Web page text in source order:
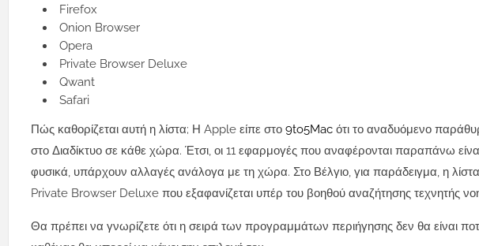
Firefox
Onion Browser
Opera
Private Browser Deluxe
Qwant
Safari
Πώς καθορίζεται αυτή η λίστα; Η Apple είπε στο 9to5Mac ότι το αναδυόμενο
στο Διαδίκτυο σε κάθε χώρα. Έτσι, οι 11 εφαρμογές που αναφέρονται παραπάνω είναι
φυσικά, υπάρχουν αλλαγές ανάλογα με τη χώρα. Στο Βέλγιο, για παράδειγμα, η
Private Browser Deluxe που εξαφανίζεται υπέρ του βοηθού αναζήτησης τεχνητής
Θα πρέπει να γνωρίζετε ότι η σειρά των προγραμμάτων περιήγησης δεν θα είναι